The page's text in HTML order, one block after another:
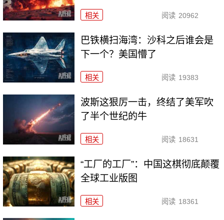
相关 阅读 20962
巴铁横扫海湾：沙科之后谁会是
下一个？美国懵了
相关 阅读 19383
波斯这狠厉一击，终结了美军吹
了半个世纪的牛
相关 阅读 18631
“工厂的工厂”：中国这棋彻底颠覆
全球工业版图
相关 阅读 18361